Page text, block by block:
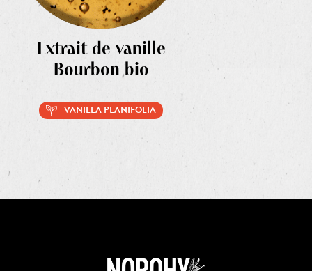
Extrait de vanille
Bourbon bio
VANILLA PLANIFOLIA